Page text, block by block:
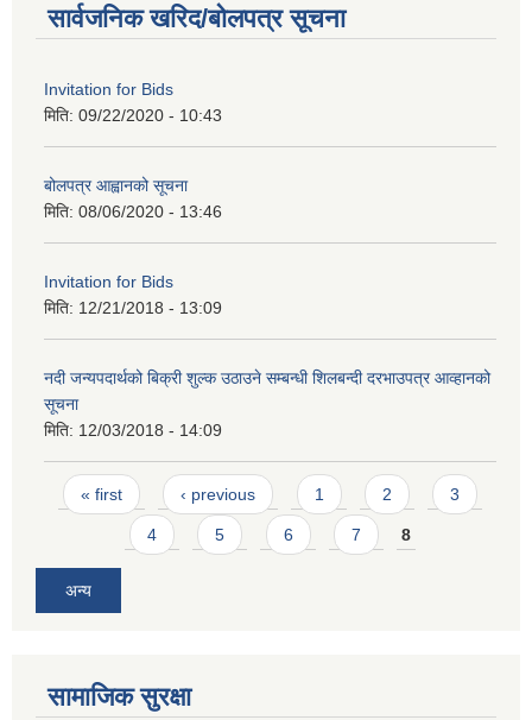
सार्वजनिक खरिद/बोलपत्र सूचना
Invitation for Bids
मिति: 09/22/2020 - 10:43
बोलपत्र आह्वानको सूचना
मिति: 08/06/2020 - 13:46
Invitation for Bids
मिति: 12/21/2018 - 13:09
नदी जन्यपदार्थको बिक्री शुल्क उठाउने सम्बन्धी शिलबन्दी दरभाउपत्र आव्हानको
सूचना
मिति: 12/03/2018 - 14:09
Pages
« first ‹ previous 1 2 3
4 5 6 7 8
अन्य
सामाजिक सुरक्षा